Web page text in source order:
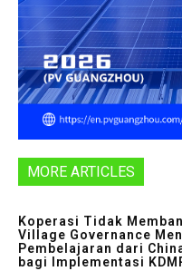
MORE ARTICLES
Koperasi Tidak
Village Governance
Pembelajaran dari
bagi Implementasi